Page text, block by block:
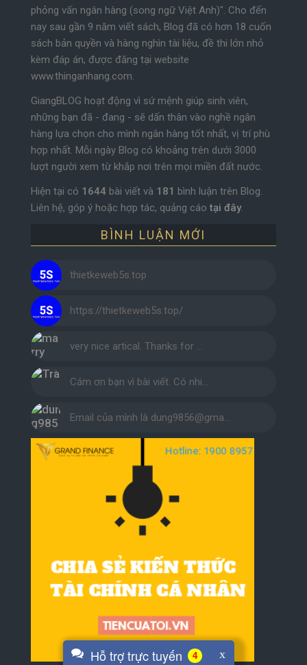
phỏng vấn ngân hàng (song ngữ Việt Anh)". Cho đến
nay sau gần 9 năm viết sách, Blog đã có hơn 18 cuốn
sách bản quyền và hàng nghìn tài liệu, đề thi lớn nhỏ
kèm đáp án, được đăng tại website
www.thinganhang.com.
GiangBLOG hoạt động vì sứ mệnh giúp sinh viên,
những bạn đã - đang - sẽ dấn thân vào nghề ngân
hàng lựa chọn cho mình ngân hàng tốt nhất, vị trí phù
hợp nhất. Mỗi ngày Blog có khoảng trên dưới 3000
lượt người xem từ khắp nơi trên mọi miền đất nước.
Hiện tại có 1644bài viết và 181 bình luận trên Blog.
Liên hệ, góp ý hoặc hợp tác, quảng cáotại đây.
BÌNH LUẬN MỚI
thietkeweb5s.top
https://thietkeweb5s.top/
very nice artical. Thanks for …
Cám ơn bạn vì bài viết. Có nhi…
Email của mình là dung9856@gma…
Hỗ trợ trực tuyến 4 x